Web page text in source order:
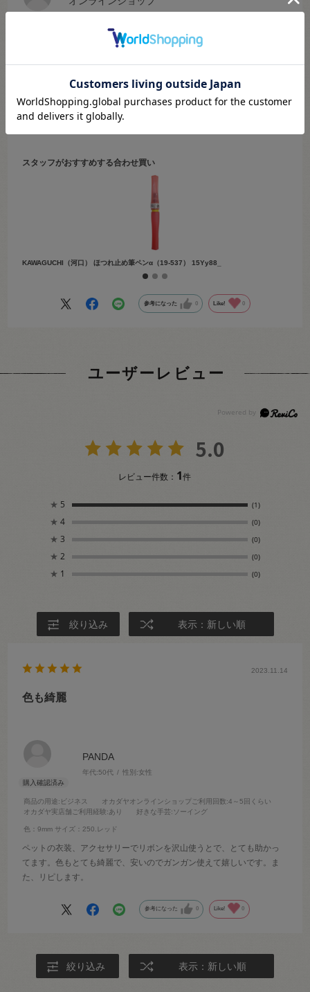
サイズ：305.ライトブルー
一巻き10mのサテンリボンひとつで編み上がるミニバッグです。
イヤホンケースにしたり、ぬいぐるみのバッグにピッタリサイズで
こちらは2023年9月13日の聖蹟桜ヶ丘店のブログで作り方を紹介して
います。
「オカダヤ 聖蹟 ミニバッグ風イヤホンケース」で検索してみて下さい
スタッフがおすすめする合わせ買い
KAWAGUCHI（河口） ほつれ止め筆ペンα（19-537） 15Yy88_
参考になった 0 Like! 0
ユーザーレビュー
5.0
レビュー件数： 1件
★ 5 (1)
★ 4 (0)
★ 3 (0)
★ 2 (0)
★ 1 (0)
絞り込み 表示：新しい順
PANDA
年代:50代 性別:女性
商品の用途:ビジネス オカダヤオンラインショップご利用回数:4～5回くらい
オカダヤ実店舗ご利用経験:あり 好きな手芸:ソーイング
色：9mm サイズ：250.レッド
2023.11.14
色も綺麗
ペットの衣装、アクセサリーでリボンを沢山使うとで、とても助かっ
てます。色もとても綺麗で、安いのでガンガン使えて嬉しいです。ま
た、リピします。
参考になった 0 Like! 0
絞り込み 表示：新しい順